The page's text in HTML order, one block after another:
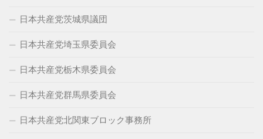
日本共産党茨城県議団
日本共産党埼玉県委員会
日本共産党栃木県委員会
日本共産党群馬県委員会
日本共産党北関東ブロック事務所